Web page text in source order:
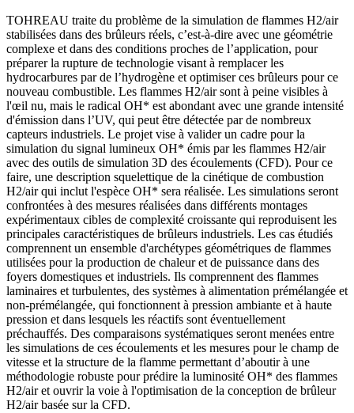
TOHREAU traite du problème de la simulation de flammes H2/air
stabilisées dans des brûleurs réels, c’est-à-dire avec une géométrie
complexe et dans des conditions proches de l’application, pour
préparer la rupture de technologie visant à remplacer les
hydrocarbures par de l’hydrogène et optimiser ces brûleurs pour ce
nouveau combustible. Les flammes H2/air sont à peine visibles à
l'œil nu, mais le radical OH* est abondant avec une grande intensité
d'émission dans l’UV, qui peut être détectée par de nombreux
capteurs industriels. Le projet vise à valider un cadre pour la
simulation du signal lumineux OH* émis par les flammes H2/air
avec des outils de simulation 3D des écoulements (CFD). Pour ce
faire, une description squelettique de la cinétique de combustion
H2/air qui inclut l'espèce OH* sera réalisée. Les simulations seront
confrontées à des mesures réalisées dans différents montages
expérimentaux cibles de complexité croissante qui reproduisent les
principales caractéristiques de brûleurs industriels. Les cas étudiés
comprennent un ensemble d'archétypes géométriques de flammes
utilisées pour la production de chaleur et de puissance dans des
foyers domestiques et industriels. Ils comprennent des flammes
laminaires et turbulentes, des systèmes à alimentation prémélangée et
non-prémélangée, qui fonctionnent à pression ambiante et à haute
pression et dans lesquels les réactifs sont éventuellement
préchauffés. Des comparaisons systématiques seront menées entre
les simulations de ces écoulements et les mesures pour le champ de
vitesse et la structure de la flamme permettant d’aboutir à une
méthodologie robuste pour prédire la luminosité OH* des flammes
H2/air et ouvrir la voie à l'optimisation de la conception de brûleur
H2/air basée sur la CFD.